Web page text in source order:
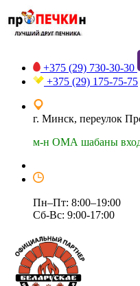
+375 (29) 730-30-30
+375 (29) 175-75-75
г. Минск, переулок
м-н ОМА шабаны вход
Пн–Пт: 8:00–19:00
Сб-Вс: 9:00-17:00